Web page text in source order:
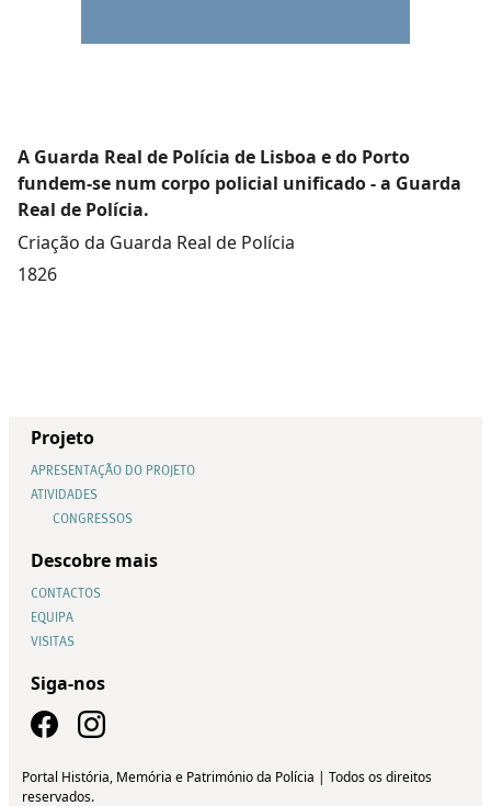
A Guarda Real de Polícia de Lisboa e do Porto
fundem-se num corpo policial unificado - a Guarda
Real de Polícia.
Criação da Guarda Real de Polícia
1826
Projeto
APRESENTAÇÃO DO PROJETO
ATIVIDADES
CONGRESSOS
Descobre mais
CONTACTOS
EQUIPA
VISITAS
Siga-nos
Portal História, Memória e Património da Polícia | Todos os direitos
reservados.